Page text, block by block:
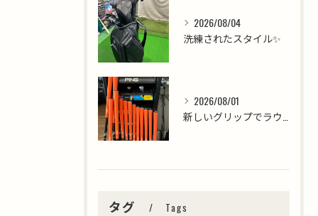
2026/08/04
洗練されたスタイル✨
2026/08/01
タグ Tags